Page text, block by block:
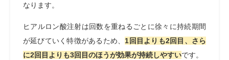
なります。
ヒアルロン酸注射は回数を重ねるごとに徐々に持続期間
が延びていく特徴があるため、 1回目よりも2回目、さら
に2回目よりも3回目のほうが効果が持続しやすいです。